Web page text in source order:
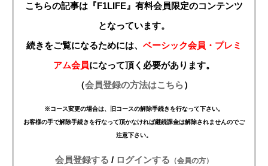
こちらの記事は『F1LIFE』有料会員限定のコンテンツ
となっています。
続きをご覧になるためには、 ベーシック会員・プレミ
アム会員になって頂く必要があります。
（会員登録の方法はこちら）
※コース変更の場合は、旧コースの解除手続きを行なって下さい。
お客様の手で解除手続きを行なって頂かなければ継続課金は解除されませんのでご
注意下さい。
会員登録する / ログインする （会員の方）